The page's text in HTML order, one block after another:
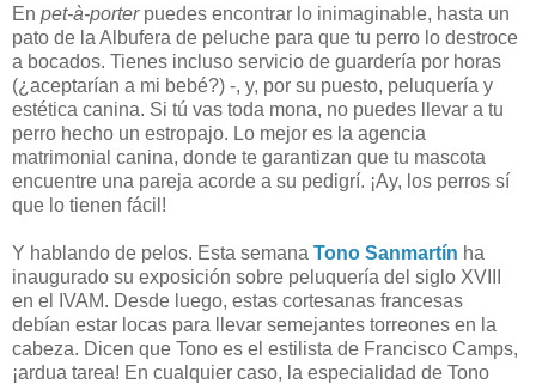
En pet-à-porterpuedes encontrar lo inimaginable, hasta un
pato de la Albufera de peluche para que tu perro lo destroce
a bocados. Tienes incluso servicio de guardería por horas
(¿aceptarían a mi bebé?) -, y, por su puesto, peluquería y
estética canina. Si tú vas toda mona, no puedes llevar a tu
perro hecho un estropajo. Lo mejor es la agencia
matrimonial canina, donde te garantizan que tu mascota
encuentre una pareja acorde a su pedigrí. ¡Ay, los perros sí
que lo tienen fácil!
Y hablando de pelos. Esta semana Tono Sanmartín ha
inaugurado su exposición sobre peluquería del siglo XVIII
en el IVAM. Desde luego, estas cortesanas francesas
debían estar locas para llevar semejantes torreones en la
cabeza. Dicen que Tono es el estilista de Francisco Camps,
¡ardua tarea! En cualquier caso, la especialidad de Tono